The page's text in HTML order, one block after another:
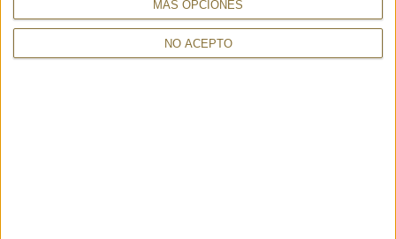
MÁS OPCIONES
NO ACEPTO